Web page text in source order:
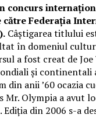
concurs
Federația
Câștigarea titlului
în domeniul
a fost creat de
și continentali
din anii ’60 ocazia
Olympia a avut
Ediția din 2006 s-a